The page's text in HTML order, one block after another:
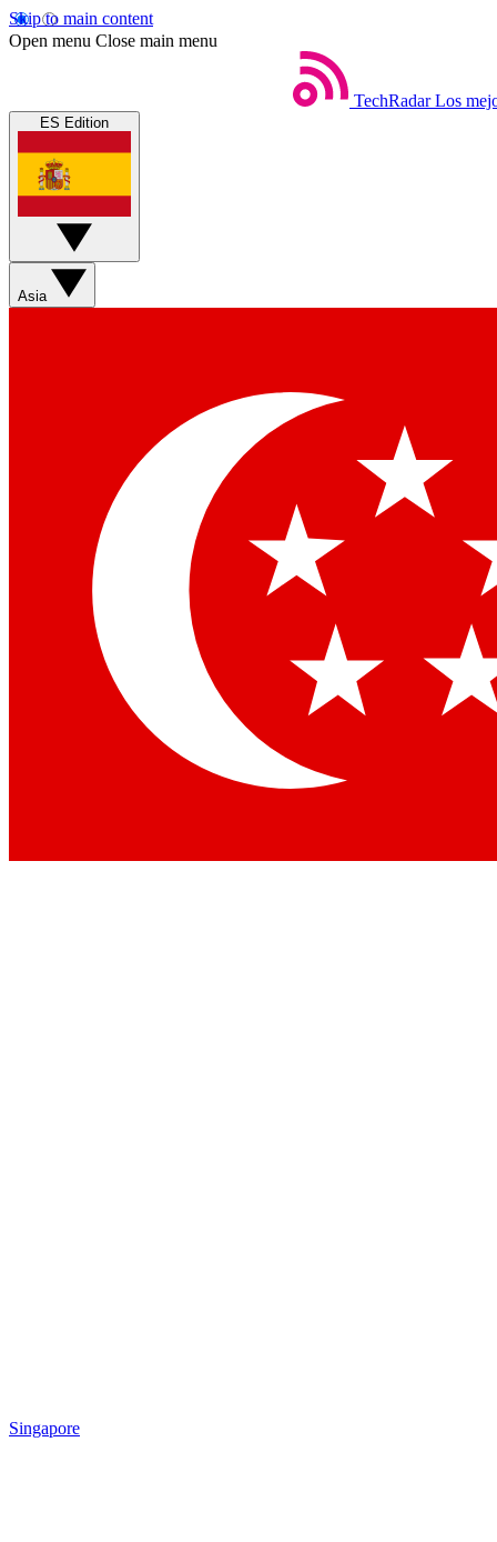
Skip to main content
Open menu Close main menu
TechRadar Los
ES Edition
Asia
Singapore